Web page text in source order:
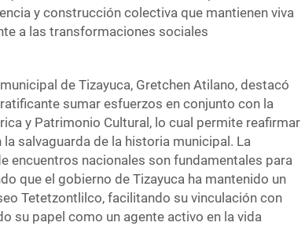
y construcción colectiva que mantienen viva
a las transformaciones sociales
de Tizayuca, Gretchen Atilano, destacó
sumar esfuerzos en conjunto con la
y Patrimonio Cultural, lo cual permite reafirmar
salvaguarda de la historia municipal. La
encuentros nacionales son fundamentales para
que el gobierno de Tizayuca ha mantenido un
Tetetzontlilco, facilitando su vinculación con
su papel como un agente activo en la vida